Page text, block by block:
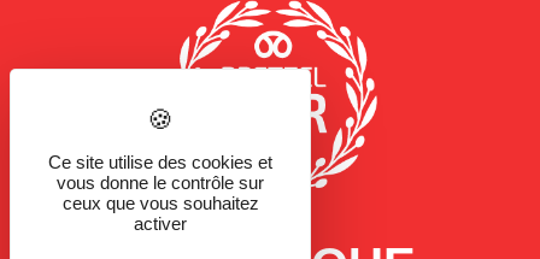
Ce site utilise des cookies et
vous donne le contrôle sur
ceux que vous souhaitez
activer